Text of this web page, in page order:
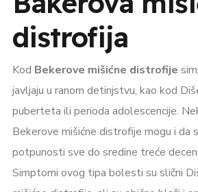
distrofija
Kod Bekerove mišićne distrofije
javljaju u ranom detinjstvu, kao kod
puberteta ili perioda adolescencije.
Bekerove mišićne distrofije mogu i da
potpunosti sve do sredine treće
Simptomi ovog tipa bolesti su slični